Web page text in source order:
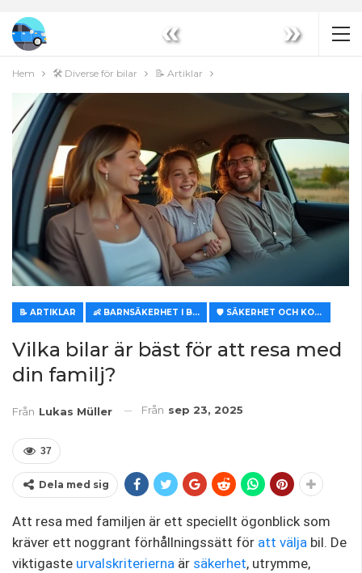
« »
Hem 🛠️ Diverse för bilar 📝 Artiklar
📝 ARTIKLAR 👶 BARNSÄKERHET I BILEN 🛡️ SÄKERHET OCH KOMFORT
Vilka bilar är bäst för att resa med
din familj?
Från Lukas Müller Från sep 23, 2025
37
Dela med sig
Att resa med familjen är ett speciellt ögonblick som
kräver ett noggrant förhållningssätt för att välja bil. De
viktigaste urvalskriterierna är säkerhet, utrymme,